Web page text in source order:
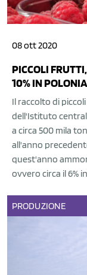
08 ott 2020
PICCOLI
10% IN POLONIA
Il raccolto di
dell'Istituto
a circa 500 mila
all'anno
quest'anno
ovvero circa il 6%
PRODUZIONE